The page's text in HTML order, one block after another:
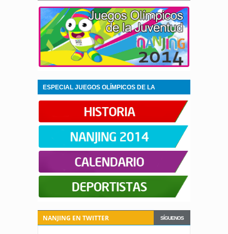
NANJING 2014
ESPECIAL JUEGOS OLÍMPICOS DE LA
JUVENTUD NANJING 2014
SÍGUENOS
NANJING EN TWITTER